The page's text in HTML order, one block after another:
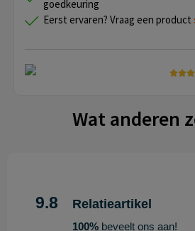
goedkeuring
Eerst ervaren? Vraag een product
Wat anderen
9.8 Relatieartikel
100%beveelt ons aan!